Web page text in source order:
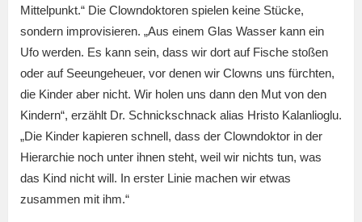
Mittelpunkt.“ Die Clowndoktoren spielen keine Stücke,
sondern improvisieren. „Aus einem Glas Wasser kann ein
Ufo werden. Es kann sein, dass wir dort auf Fische stoßen
oder auf Seeungeheuer, vor denen wir Clowns uns fürchten,
die Kinder aber nicht. Wir holen uns dann den Mut von den
Kindern“, erzählt Dr. Schnickschnack alias Hristo Kalanlioglu.
„Die Kinder kapieren schnell, dass der Clowndoktor in der
Hierarchie noch unter ihnen steht, weil wir nichts tun, was
das Kind nicht will. In erster Linie machen wir etwas
zusammen mit ihm.“